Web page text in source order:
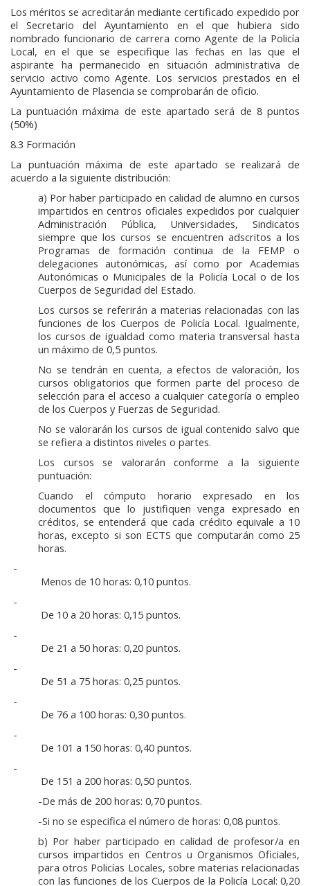
Los méritos se acreditarán mediante certificado expedido por
el Secretario del Ayuntamiento en el que hubiera sido
nombrado funcionario de carrera como Agente de la Policía
Local, en el que se especifique las fechas en las que el
aspirante ha permanecido en situación administrativa de
servicio activo como Agente. Los servicios prestados en el
Ayuntamiento de Plasencia se comprobarán de oficio.
La puntuación máxima de este apartado será de 8 puntos
(50%)
8.3 Formación
La puntuación máxima de este apartado se realizará de
acuerdo a la siguiente distribución:
a) Por haber participado en calidad de alumno en cursos
impartidos en centros oficiales expedidos por cualquier
Administración Pública, Universidades, Sindicatos
siempre que los cursos se encuentren adscritos a los
Programas de formación continua de la FEMP o
delegaciones autonómicas, así como por Academias
Autonómicas o Municipales de la Policía Local o de los
Cuerpos de Seguridad del Estado.
Los cursos se referirán a materias relacionadas con las
funciones de los Cuerpos de Policía Local. Igualmente,
los cursos de igualdad como materia transversal hasta
un máximo de 0,5 puntos.
No se tendrán en cuenta, a efectos de valoración, los
cursos obligatorios que formen parte del proceso de
selección para el acceso a cualquier categoría o empleo
de los Cuerpos y Fuerzas de Seguridad.
No se valorarán los cursos de igual contenido salvo que
se refiera a distintos niveles o partes.
Los cursos se valorarán conforme a la siguiente
puntuación:
Cuando el cómputo horario expresado en los
documentos que lo justifiquen venga expresado en
créditos, se entenderá que cada crédito equivale a 10
horas, excepto si son ECTS que computarán como 25
horas.
Menos de 10 horas: 0,10 puntos.
De 10 a 20 horas: 0,15 puntos.
De 21 a 50 horas: 0,20 puntos.
De 51 a 75 horas: 0,25 puntos.
De 76 a 100 horas: 0,30 puntos.
De 101 a 150 horas: 0,40 puntos.
De 151 a 200 horas: 0,50 puntos.
-De más de 200 horas: 0,70 puntos.
-Si no se especifica el número de horas: 0,08 puntos.
b) Por haber participado en calidad de profesor/a en
cursos impartidos en Centros u Organismos Oficiales,
para otros Policías Locales, sobre materias relacionadas
con las funciones de los Cuerpos de la Policía Local: 0,20